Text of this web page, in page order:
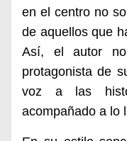
en el centro no
de aquellos que
Así, el autor
protagonista de
voz a las
acompañado a lo